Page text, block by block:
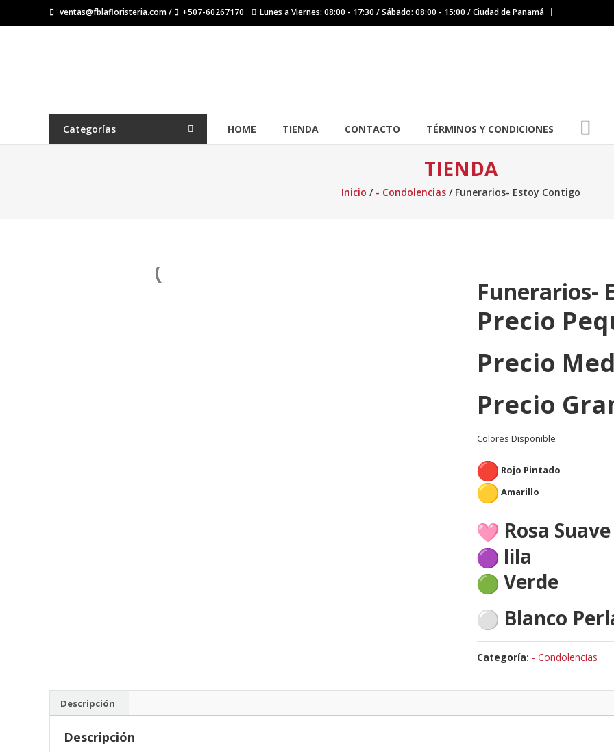
ventas@fblafloristeria.com / +507-60267170 Lunes a Viernes: 08:00 - 17:30 / Sábado: 08:00 - 15:00 / Ciudad de Panamá
Categorías HOME TIENDA CONTACTO TÉRMINOS Y CONDICIONES
TIENDA
Inicio / - Condolencias/ Funerarios- Estoy Contigo
Funerarios-
Precio
Precio
Precio
Colores Disponible
Rojo Pintado
Amarillo
Rosa Suave
lila
Verde
Blanco
Categoría: - Condolencias
Descripción
Descripción